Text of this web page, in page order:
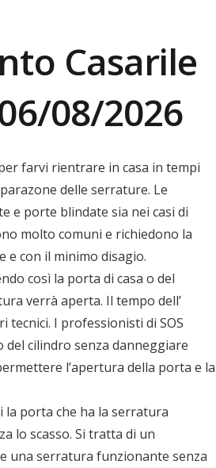
Casarile
08/2026
farvi rientrare in casa in tempi
delle serrature. Le
e porte blindate sia nei casi di
molto comuni e richiedono la
con il minimo disagio.
così la porta di casa o del
verrà aperta. Il tempo dell’
tecnici. I professionisti di SOS
cilindro senza danneggiare
l’apertura della porta e la
porta che ha la serratura
lo scasso. Si tratta di un
una serratura funzionante senza